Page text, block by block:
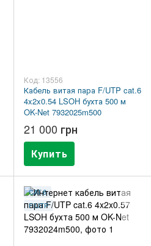
Код: 13556
Кабель витая пара F/UTP cat.6
4x2x0.54 LSOH бухта 500 м
OK-Net 7932025m500
21 000 грн
Купить
CAT.6
F/UTP